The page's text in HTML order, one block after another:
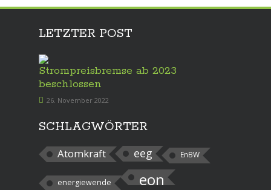
LETZTER POST
Strompreisbremse ab 2023
beschlossen
26. November 2022
SCHLAGWÖRTER
Atomkraft eeg EnBW
energiewende eon